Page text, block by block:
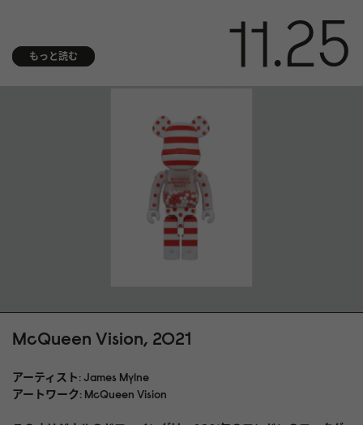
もっと読む 11.25
McQueen Vision, 2021
アーティスト: James Mylne
アートワーク: McQueen Vision